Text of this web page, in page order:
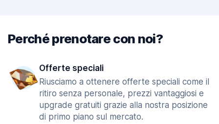
Perché prenotare con noi?
Offerte speciali
Riusciamo a ottenere offerte speciali come il
ritiro senza personale, prezzi vantaggiosi e
upgrade gratuiti grazie alla nostra posizione
di primo piano sul mercato.